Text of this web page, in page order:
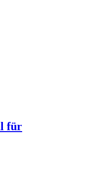
für